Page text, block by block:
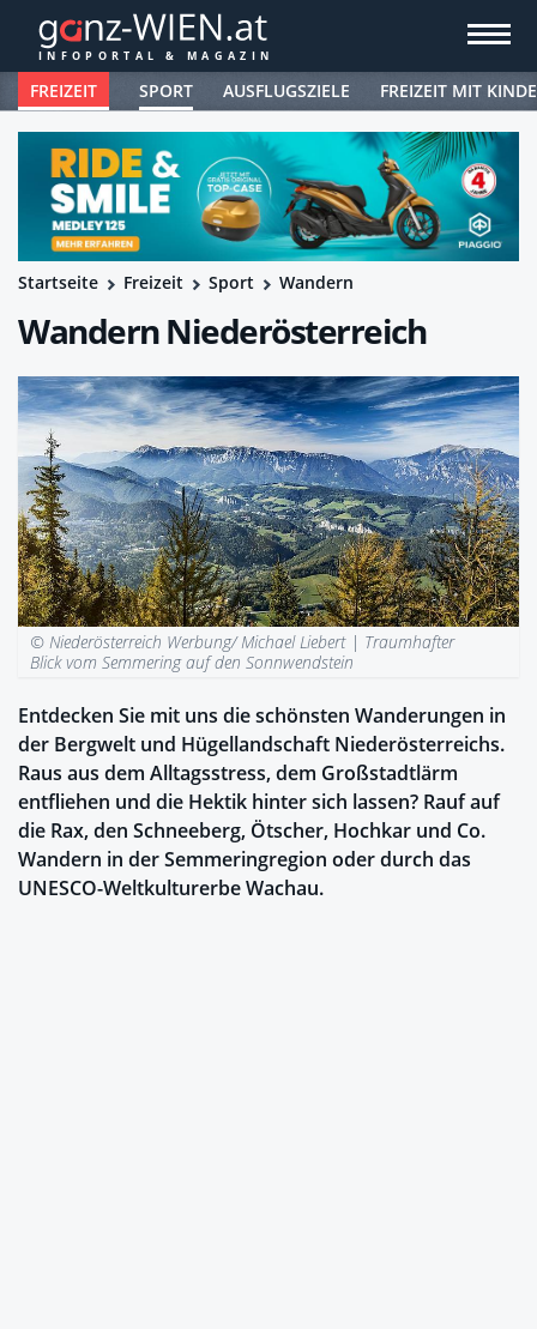
FREIZEIT SPORT AUSFLUGSZIELE FREIZEIT MIT
Startseite Freizeit Sport Wandern
Wandern Niederösterreich
© Niederösterreich Werbung/ Michael Liebert | Traumhafter
Blick vom Semmering auf den Sonnwendstein
Entdecken Sie mit uns die schönsten Wanderungen in
der Bergwelt und Hügellandschaft Niederösterreichs.
Raus aus dem Alltagsstress, dem Großstadtlärm
entfliehen und die Hektik hinter sich lassen? Rauf auf
die Rax, den Schneeberg, Ötscher, Hochkar und Co.
Wandern in der Semmeringregion oder durch das
UNESCO-Weltkulturerbe Wachau.